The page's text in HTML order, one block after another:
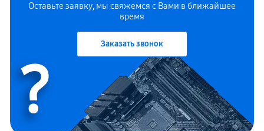
Оставьте заявку, мы свяжемся с Вами в ближайшее
время
Заказать звонок
?